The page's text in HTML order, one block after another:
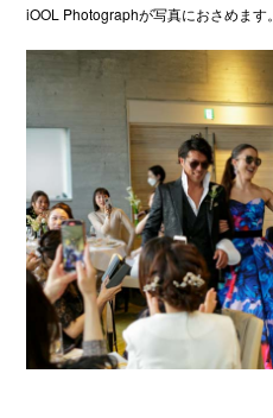
iOOL Photographが写真におさめます。